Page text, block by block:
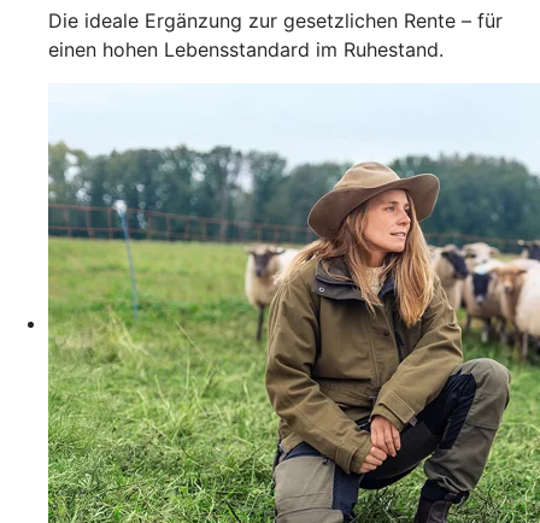
Die ideale Ergänzung zur gesetzlichen Rente – für
einen hohen Lebensstandard im Ruhestand.